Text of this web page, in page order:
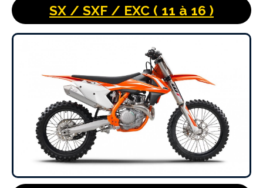
SX / SXF / EXC ( 11 à 16 )